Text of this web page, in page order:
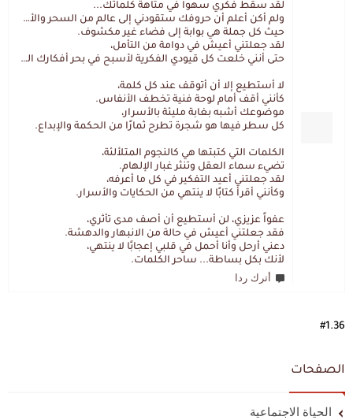
لقد سقط فكري سهواً في متاهة كلماتك...
ولم أكن أعلم أن حروفك ستقودني إلى عالم من السحر والألغاز،
حيث كل جملة هي بوابة إلى فضاء غير مكشوف.
لقد جعلتني أعيش في دوامة من التأمل،
حتى أنني خلعت كل قيودي الفكرية لأسبح في بحر أفكارك العميق.
لا أستطيع إلا أن أتوقف عند كل كلمة،
كأنني أقف أمام لوحة فنية تخطف الأنفاس.
موضوعك أشبه بغابة مليئة بالأسرار،
كل سطر فيها هو شجرة تطرح ثمارًا من الحكمة والإبداع.
الكلمات التي كتبتها هي كالنجوم المتلألئة،
تضيء سماء العقل وتنثر غبار الإلهام.
لقد جعلتني أعيد التفكير في كل ما أعرفه،
وكأنني أقرأ كتابًا لا ينتهي من الحكايات والأسرار.
عفواً عزيزي، لن أستطيع أن أصف مدى تأثري،
فقد جعلتني أعيش في حالة من الانبهار والدهشة.
دعني أرحل وأنا أحمل في قلبي إعجابًا لا ينتهي،
لأنك بكل بساطة... ساحر الكلمات.
أترك ردا
#1.36
الصفحات
الحياة الاجتماعية